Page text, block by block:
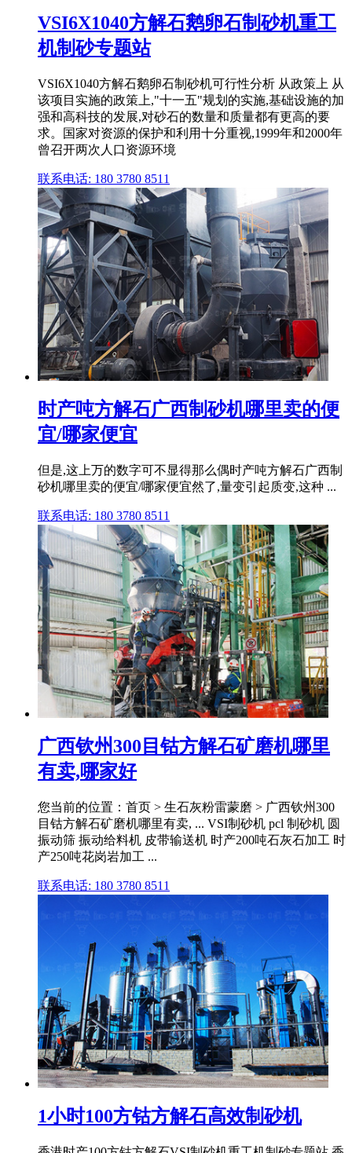
VSI6X1040方解石鹅卵石制砂机重工
机制砂专题站
VSI6X1040方解石鹅卵石制砂机可行性分析 从政策上 从
该项目实施的政策上,"十一五"规划的实施,基础设施的加
强和高科技的发展,对砂石的数量和质量都有更高的要
求。国家对资源的保护和利用十分重视,1999年和2000年
曾召开两次人口资源环境
联系电话: 180 3780 8511
时产吨方解石广西制砂机哪里卖的便
宜/哪家便宜
但是,这上万的数字可不显得那么偶时产吨方解石广西制
砂机哪里卖的便宜/哪家便宜然了,量变引起质变,这种 ...
联系电话: 180 3780 8511
广西钦州300目钴方解石矿磨机哪里
有卖,哪家好
您当前的位置：首页 > 生石灰粉雷蒙磨 > 广西钦州300
目钴方解石矿磨机哪里有卖, ... VSI制砂机 pcl 制砂机 圆
振动筛 振动给料机 皮带输送机 时产200吨石灰石加工 时
产250吨花岗岩加工 ...
联系电话: 180 3780 8511
1小时100方钴方解石高效制砂机